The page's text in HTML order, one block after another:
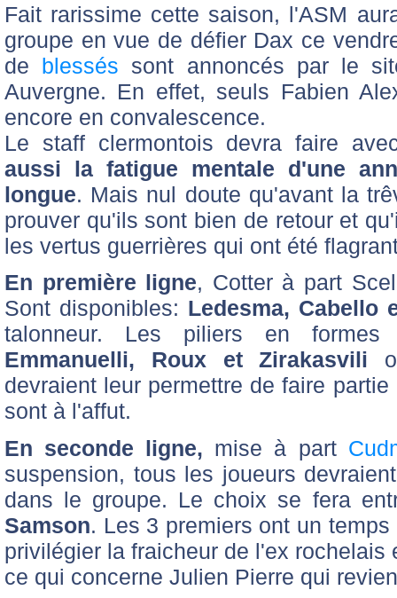
Fait rarissime cette saison, l'ASM
groupe en vue de défier Dax ce
de blessés sont annoncés par le
Auvergne. En effet, seuls Fabien
encore en convalescence.
Le staff clermontois devra faire
aussi la fatigue mentale d'une
longue. Mais nul doute qu'avant la
prouver qu'ils sont bien de retour et
les vertus guerrières qui ont été
En première ligne, Cotter à part
Sont disponibles: Ledesma, Cabello
talonneur. Les piliers en formes
Emmanuelli, Roux et Zirakasvili
devraient leur permettre de faire
sont à l'affut.
En seconde ligne, mise à part
suspension, tous les joueurs
dans le groupe. Le choix se fera
Samson. Les 3 premiers ont un
privilégier la fraicheur de l'ex rochelais
ce qui concerne Julien Pierre qui